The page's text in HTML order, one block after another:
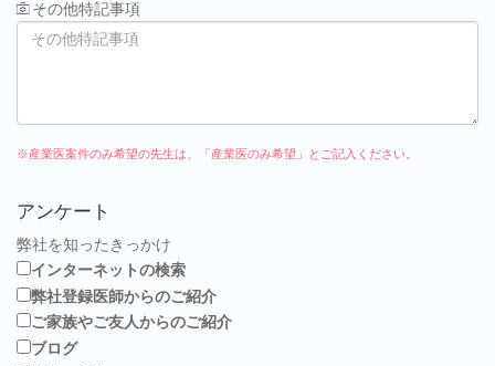
その他特記事項
※産業医案件のみ希望の先生は、「産業医のみ希望」とご記入ください。
アンケート
弊社を知ったきっかけ
インターネットの検索
弊社登録医師からのご紹介
ご家族やご友人からのご紹介
ブログ